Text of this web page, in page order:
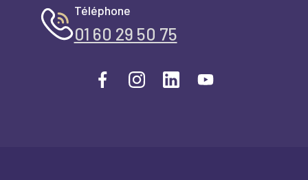
Téléphone
01 60 29 50 75